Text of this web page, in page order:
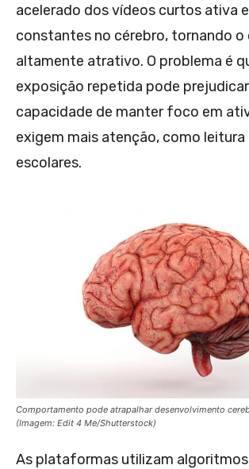
acelerado dos vídeos curtos ativa
constantes no cérebro, tornando
altamente atrativo. O problema é
exposição repetida pode
capacidade de manter foco em
exigem mais atenção, como
escolares.
Comportamento pode atrapalhar desenvolvimento
(Imagem: Edit 4 Me/Shutterstock)
As plataformas utilizam algoritmos